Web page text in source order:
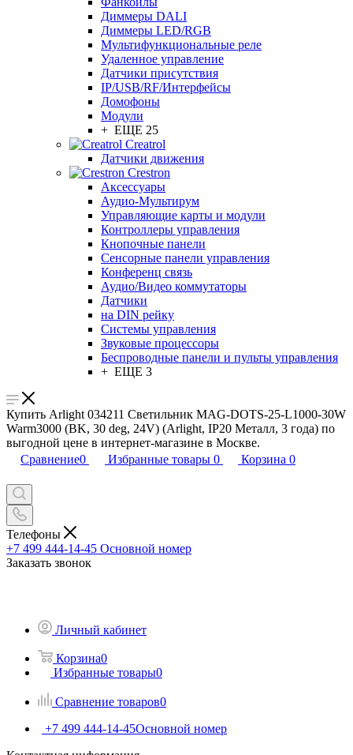
Диммеры DALI
Диммеры LED/RGB
Мультифункциональные реле
Удаленное управление
Датчики присутствия
IP/USB/RF/Интерфейсы
Домофоны
Модули
+ ЕЩЕ 25
Creatrol
Датчики движения
Crestron
Аксессуары
Аудио-Мультирум
Управляющие карты и модули
Контроллеры управления
Кнопочные панели
Сенсорные панели управления
Конференц связь
Аудио/Видео коммутаторы
Датчики
на DIN рейку
Системы управления
Звуковые процессоры
Беспроводные панели и пульты управления
+ ЕЩЕ 3
Купить Arlight 034211 Светильник MAG-DOTS-25-L1000-30W
Warm3000 (BK, 30 deg, 24V) (Arlight, IP20 Металл, 3 года) по
выгодной цене в интернет-магазине в Москве.
Сравнение0 Избранные товары 0 Корзина 0
Телефоны
+7 499 444-14-45 Основной номер
Заказать звонок
Личный кабинет
Корзина0
Избранные товары0
Сравнение товаров0
+7 499 444-14-45Основной номер